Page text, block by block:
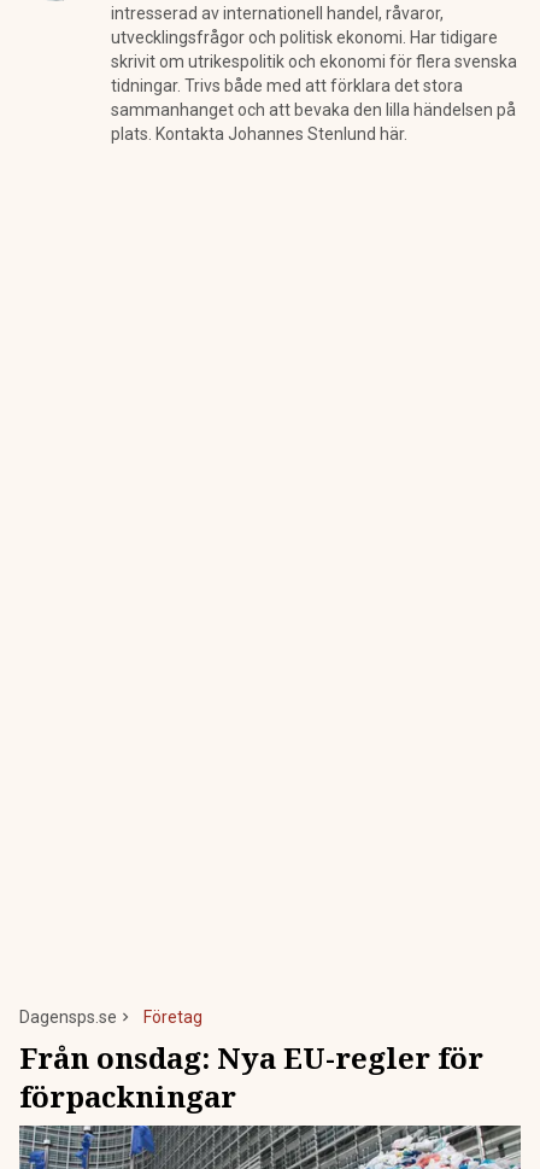
intresserad av internationell handel, råvaror,
utvecklingsfrågor och politisk ekonomi. Har tidigare
skrivit om utrikespolitik och ekonomi för flera svenska
tidningar. Trivs både med att förklara det stora
sammanhanget och att bevaka den lilla händelsen på
plats. Kontakta Johannes Stenlund här.
Dagensps.se Företag
Från onsdag: Nya EU-regler för
förpackningar